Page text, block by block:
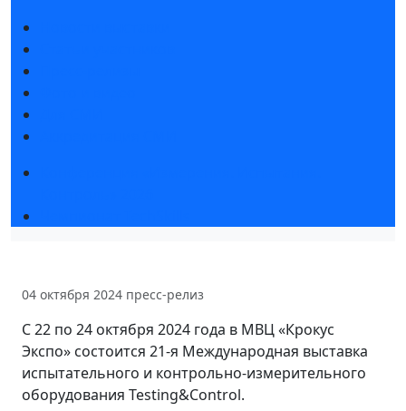
04 октября 2024 пресс-релиз
С 22 по 24 октября 2024 года в МВЦ «Крокус
Экспо» состоится 21-я Международная выставка
испытательного и контрольно-измерительного
оборудования Testing&Control.